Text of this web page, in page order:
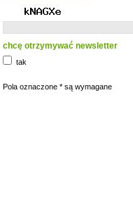
chcę otrzymywać newsletter
tak
Pola oznaczone * są wymagane